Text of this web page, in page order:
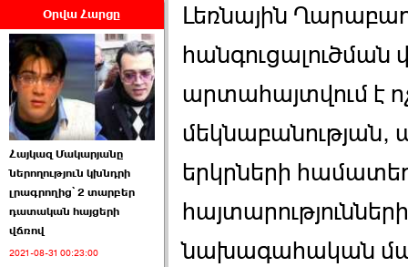
Ամենաշատը էսօրվանից
էի վախենում.Նիկոլայ
Եղիազարյան ›››
2026-07-05 23:19:00
ՏԵՍԱՆՅՈՒԹ․ Ի՞նչ
իրավիճակ է այս ›››
Օրվա Հարցը
Հայկազ Մակարյանը
ներողություն կխնդրի
լրագրողից՝ 2 տարբեր
դատական հայցերի
վճռով
2021-08-31 00:23:00
Լեռնային
հանգուցալուծման
արտահայտվում է
երկրների
նախագահական